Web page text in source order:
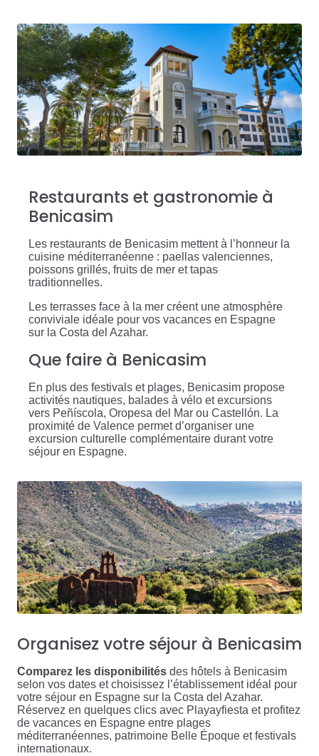
Restaurants et gastronomie à
Benicasim
Les restaurants de Benicasim mettent à l’honneur la
cuisine méditerranéenne : paellas valenciennes,
poissons grillés, fruits de mer et tapas
traditionnelles.
Les terrasses face à la mer créent une atmosphère
conviviale idéale pour vos vacances en Espagne
sur la Costa del Azahar.
Que faire à Benicasim
En plus des festivals et plages, Benicasim propose
activités nautiques, balades à vélo et excursions
vers Peñíscola, Oropesa del Mar ou Castellón. La
proximité de Valence permet d’organiser une
excursion culturelle complémentaire durant votre
séjour en Espagne.
Organisez votre séjour à Benicasim
Comparez les disponibilités des hôtels à Benicasim
selon vos dates et choisissez l’établissement idéal pour
votre séjour en Espagne sur la Costa del Azahar.
Réservez en quelques clics avec Playayfiesta et profitez
de vacances en Espagne entre plages
méditerranéennes, patrimoine Belle Époque et festivals
internationaux.